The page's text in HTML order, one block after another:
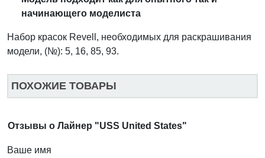
начинающего моделиста
Набор красок Revell, необходимых для раскрашивания
модели, (№): 5, 16, 85, 93.
ПОХОЖИЕ ТОВАРЫ
Отзывы о Лайнер "USS United States"
Ваше имя